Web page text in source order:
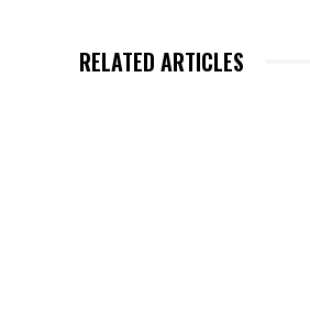
RELATED ARTICLES